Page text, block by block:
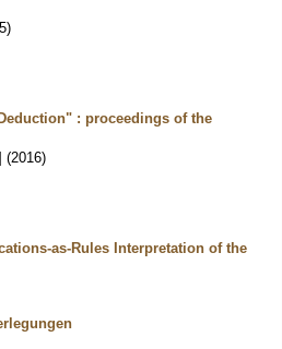
)
: proceedings of the
(2016)
as-Rules Interpretation of the